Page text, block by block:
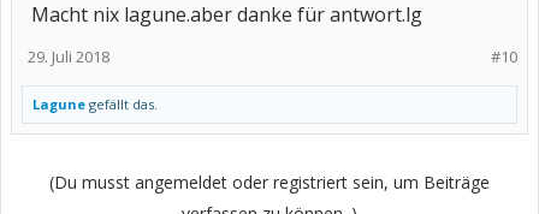
Macht nix lagune.aber danke für antwort.lg
#10
29. Juli 2018
Lagune gefällt das.
(Du musst angemeldet oder registriert sein, um Beiträge